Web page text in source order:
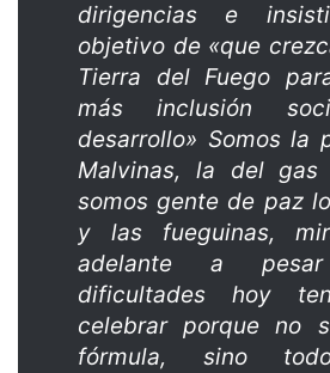
dirigencias e
objetivo de «que
Tierra del Fuego
más inclusión
desarrollo» Somos la
Malvinas, la del gas
somos gente de paz
y las fueguinas,
adelante a
dificultades hoy
celebrar porque no
fórmula, sino